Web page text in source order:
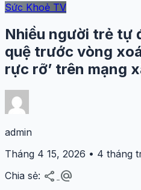
Sức Khoẻ TV
Nhiều người trẻ tự
quệ trước vòng
rực rỡ’ trên mạng
admin
Tháng 4 15, 2026 • 4 tháng
Chia sẻ: share alternate_email